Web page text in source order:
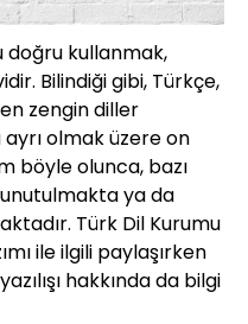
doğru kullanmak,
Bilindiği gibi, Türkçe,
en zengin diller
ayrı olmak üzere on
böyle olunca, bazı
ya da
Türk Dil Kurumu
ile ilgili paylaşırken
hakkında da bilgi